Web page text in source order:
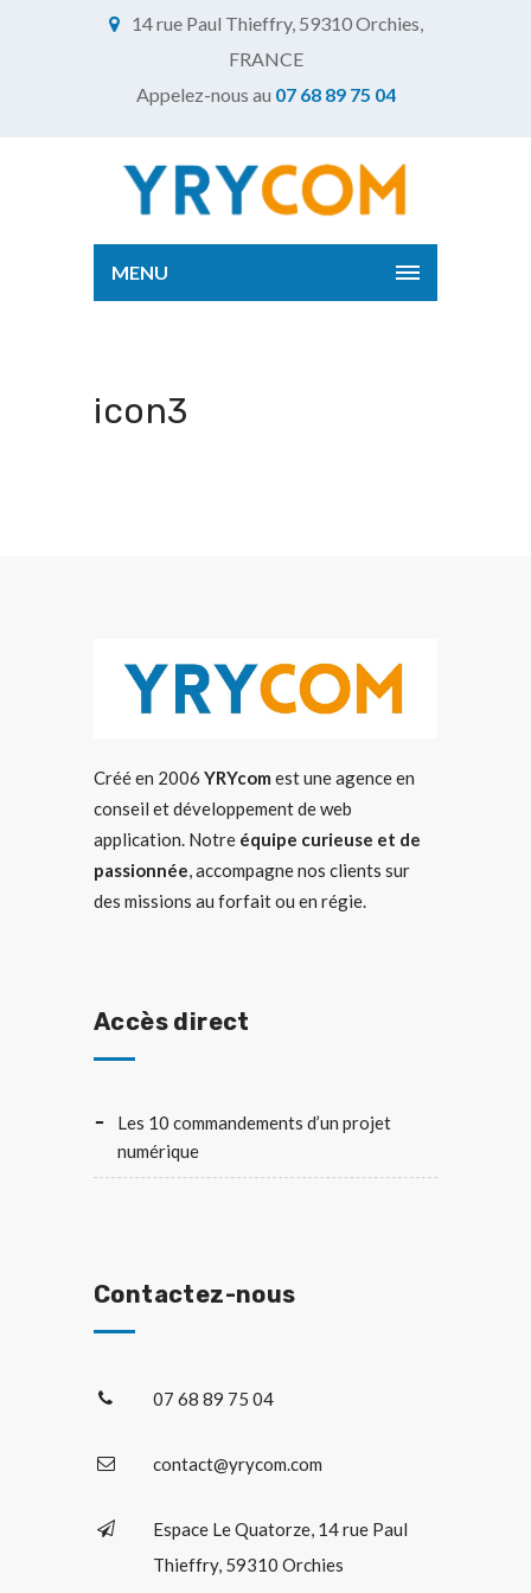
14 rue Paul Thieffry, 59310 Orchies,
FRANCE
Appelez-nous au 07 68 89 75 04
MENU
icon3
Créé en 2006 YRYcom est une agence en
conseil et développement de web
application. Notre équipe curieuse et de
passionnée, accompagne nos clients sur
des missions au forfait ou en régie.
Accès direct
Les 10 commandements d’un projet
numérique
Contactez-nous
07 68 89 75 04
contact@yrycom.com
Espace Le Quatorze, 14 rue Paul
Thieffry, 59310 Orchies